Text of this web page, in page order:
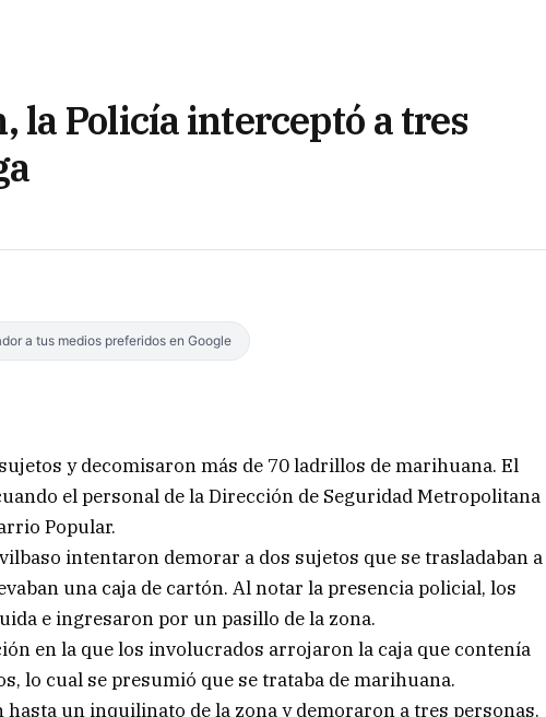
la Policía interceptó a tres
a tus medios preferidos en Google
y decomisaron más de 70 ladrillos de marihuana. El
el personal de la Dirección de Seguridad Metropolitana
Popular.
intentaron demorar a dos sujetos que se trasladaban a
una caja de cartón. Al notar la presencia policial, los
e ingresaron por un pasillo de la zona.
en la que los involucrados arrojaron la caja que contenía
lo cual se presumió que se trataba de marihuana.
un inquilinato de la zona y demoraron a tres personas.